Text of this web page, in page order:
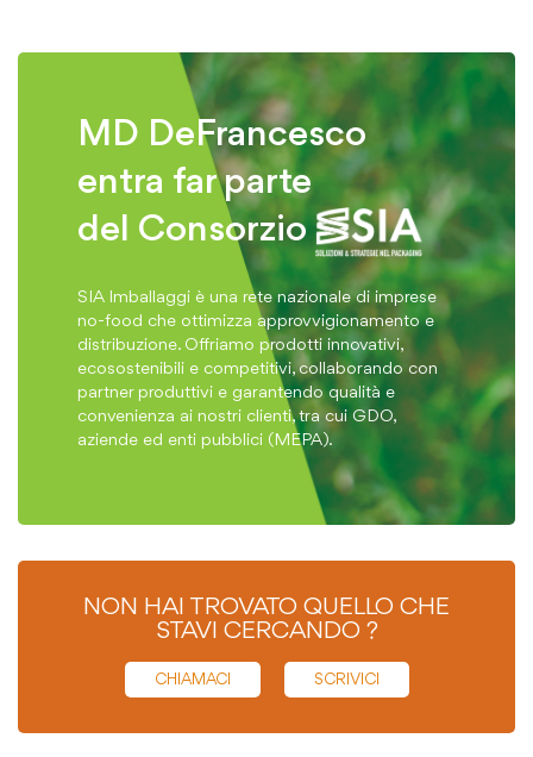
MD DeFrancesco
entra far parte
del Consorzio
SIA Imballaggi è una rete nazionale di imprese
no-food che ottimizza approvvigionamento e
distribuzione. Offriamo prodotti innovativi,
ecosostenibili e competitivi, collaborando con
partner produttivi e garantendo qualità e
convenienza ai nostri clienti, tra cui GDO,
aziende ed enti pubblici (MEPA).
NON HAI TROVATO QUELLO CHE
STAVI CERCANDO ?
CHIAMACI SCRIVICI